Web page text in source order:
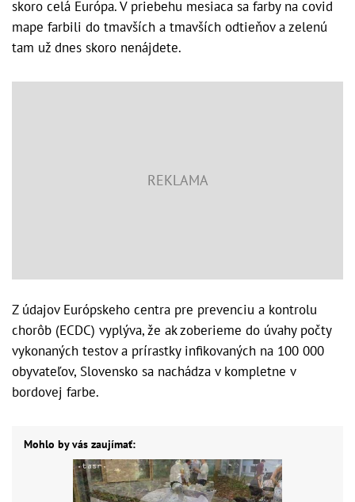
skoro celá Európa. V priebehu mesiaca sa farby na covid
mape farbili do tmavších a tmavších odtieňov a zelenú
tam už dnes skoro nenájdete.
Z údajov Európskeho centra pre prevenciu a kontrolu
chorôb (ECDC) vyplýva, že ak zoberieme do úvahy počty
vykonaných testov a prírastky infikovaných na 100 000
obyvateľov, Slovensko sa nachádza v kompletne v
bordovej farbe.
Mohlo by vás zaujímať: